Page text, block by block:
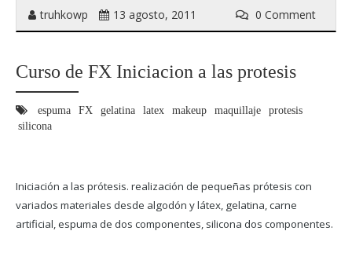
truhkowp 13 agosto, 2011 0 Comment
Curso de FX Iniciacion a las protesis
espuma FX gelatina latex makeup maquillaje
protesis
silicona
Iniciación a las prótesis. realización de pequeñas prótesis con
variados materiales desde algodón y látex, gelatina, carne
artificial, espuma de dos componentes, silicona dos componentes.